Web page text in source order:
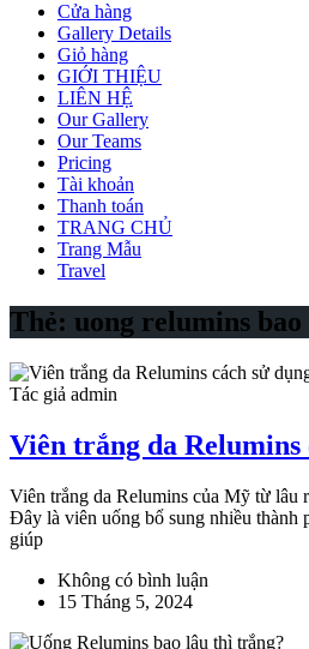
Cửa hàng
Gallery Details
Giỏ hàng
GIỚI THIỆU
LIÊN HỆ
Our Gallery
Our Teams
Pricing
Tài khoản
Thanh toán
TRANG CHỦ
Trang Mẫu
Travel
Thẻ: uong relumins
Tác giả admin
Viên trắng da Relumins
Viên trắng da Relumins của Mỹ từ lâu
Đây là viên uống bổ sung nhiều thành
giúp
Không có bình luận
15 Tháng 5, 2024